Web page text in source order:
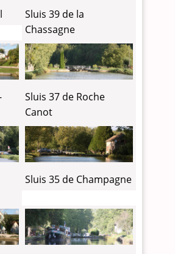
Sluis 39 de la
Chassagne
Sluis 37 de Roche
Canot
Sluis 35 de Champagne